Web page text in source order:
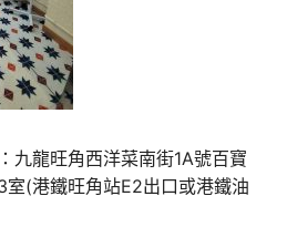
九龍旺角西洋菜南街1A號百寶
(港鐵旺角站E2出口或港鐵油